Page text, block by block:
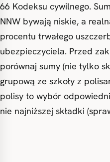
66 Kodeksu cywilnego.
NNW bywają niskie, a
procentu trwałego
ubezpieczyciela. Przed
porównaj sumy (nie tylko
grupową ze szkoły z
polisy to wybór
nie najniższej składki